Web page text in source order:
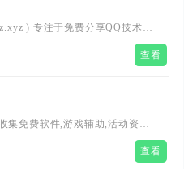
) 专注于免费分享QQ技术！
戏辅助外挂破解软件崽男福利
查看
集免费软件,游戏辅助,活动资讯
查看